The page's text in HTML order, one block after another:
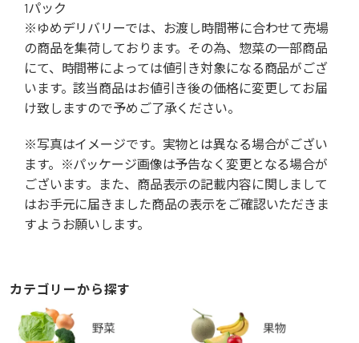
1パック
※ゆめデリバリーでは、お渡し時間帯に合わせて売場
の商品を集荷しております。その為、惣菜の一部商品
にて、時間帯によっては値引き対象になる商品がござ
います。該当商品はお値引き後の価格に変更してお届
け致しますので予めご了承ください。
※写真はイメージです。実物とは異なる場合がござい
ます。※パッケージ画像は予告なく変更となる場合が
ございます。また、商品表示の記載内容に関しまして
はお手元に届きました商品の表示をご確認いただきま
すようお願いします。
カテゴリーから探す